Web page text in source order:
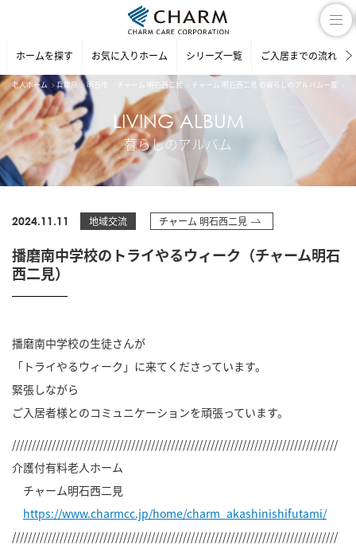
ホームを探す お気に入りホーム シリーズ一覧 ご入居までの流れ
老人ホーム 兵庫県 明石市 チャーム 明石西二見 チャーム 明石西二見 の暮らしのアルバム一覧
LIVING ALBUM
暮らしのアルバム
2024.11.11 地域交流 チャーム 明石西二見
播磨南中学校のトライやるウィーク（チャーム明石
西二見）
播磨南中学校の生徒さんが
「トライやるウィーク」に来てくださっています。
緊張しながら
ご入居者様とのコミュニケーションを頑張っています。
//////////////////////////////////////////////////////////////////////////////////
介護付有料老人ホーム
チャーム明石西二見
https://www.charmcc.jp/home/charm_akashinishifutami/
//////////////////////////////////////////////////////////////////////////////////